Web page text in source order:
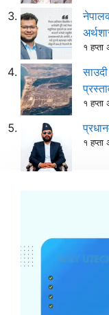
१ हप्ता
१ हप्ता
१ हप्ता